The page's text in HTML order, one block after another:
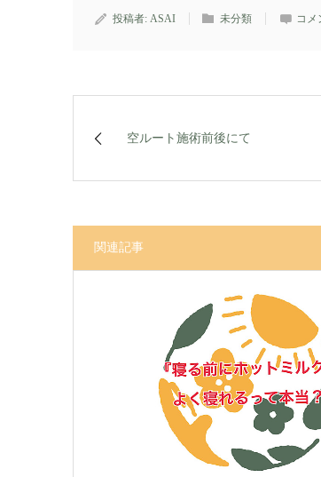
投稿者: ASAI 未分類 コメ
空ルート施術前後にて
関連記事